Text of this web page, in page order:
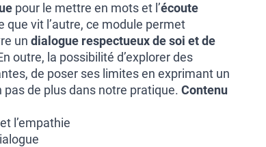
pour le mettre en mots et l’écoute
que vit l’autre, ce module permet
un dialogue respectueux de soi et de
outre, la possibilité d’explorer des
de poser ses limites en exprimant un
pas de plus dans notre pratique. Contenu
l’empathie